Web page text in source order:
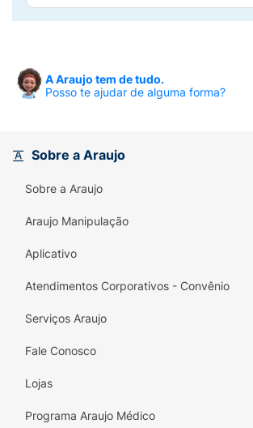
A Araujo tem de tudo.
Posso te ajudar de alguma forma?
Sobre a Araujo
Sobre a Araujo
Araujo Manipulação
Aplicativo
Atendimentos Corporativos - Convênio
Serviços Araujo
Fale Conosco
Lojas
Programa Araujo Médico